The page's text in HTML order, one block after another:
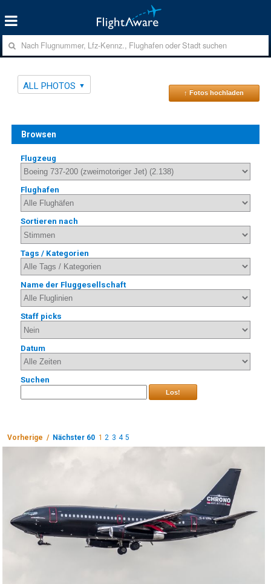
ALL PHOTOS
↑ Fotos hochladen
Browsen
Flugzeug
Flughafen
Sortieren nach
Tags / Kategorien
Name der Fluggesellschaft
Staff picks
Datum
Suchen
Los!
Vorherige / Nächster 60 1 2 3 4 5